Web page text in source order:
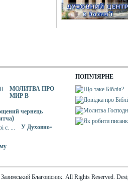
МОЛИТВА ПРО
МИР В
чернець
У Духовно-
ПОПУЛЯРНЕ
Благовісник. All Rights Reserved.